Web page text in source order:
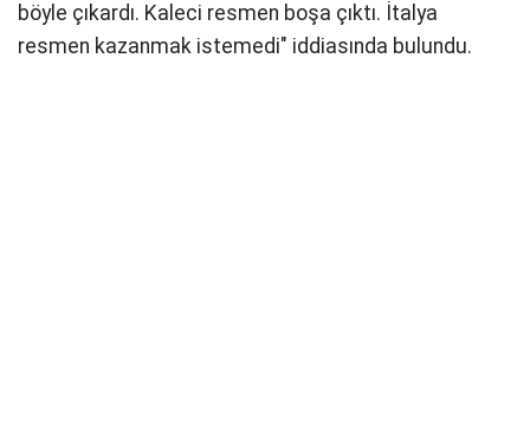
böyle çıkardı. Kaleci resmen boşa çıktı. İtalya
resmen kazanmak istemedi" iddiasında bulundu.